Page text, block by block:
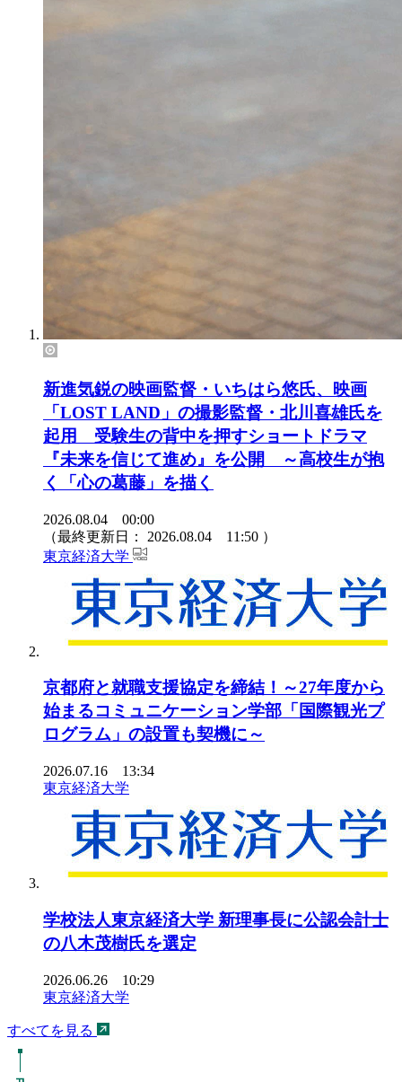
新進気鋭の映画監督・いちはら悠氏、映画
「LOST LAND」の撮影監督・北川喜雄氏を
起用 受験生の背中を押すショートドラマ
『未来を信じて進め』を公開 ～高校生が抱
く「心の葛藤」を描く
2026.08.04 00:00
（最終更新日： 2026.08.04 11:50 ）
東京経済大学
京都府と就職支援協定を締結！～27年度から
始まるコミュニケーション学部「国際観光プ
ログラム」の設置も契機に～
2026.07.16 13:34
東京経済大学
学校法人東京経済大学 新理事長に公認会計士
の八木茂樹氏を選定
2026.06.26 10:29
東京経済大学
すべてを見る